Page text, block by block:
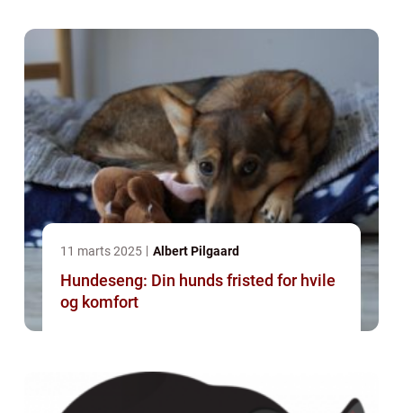
11 marts 2025 Albert Pilgaard
Hundeseng: Din hunds fristed for hvile
og komfort